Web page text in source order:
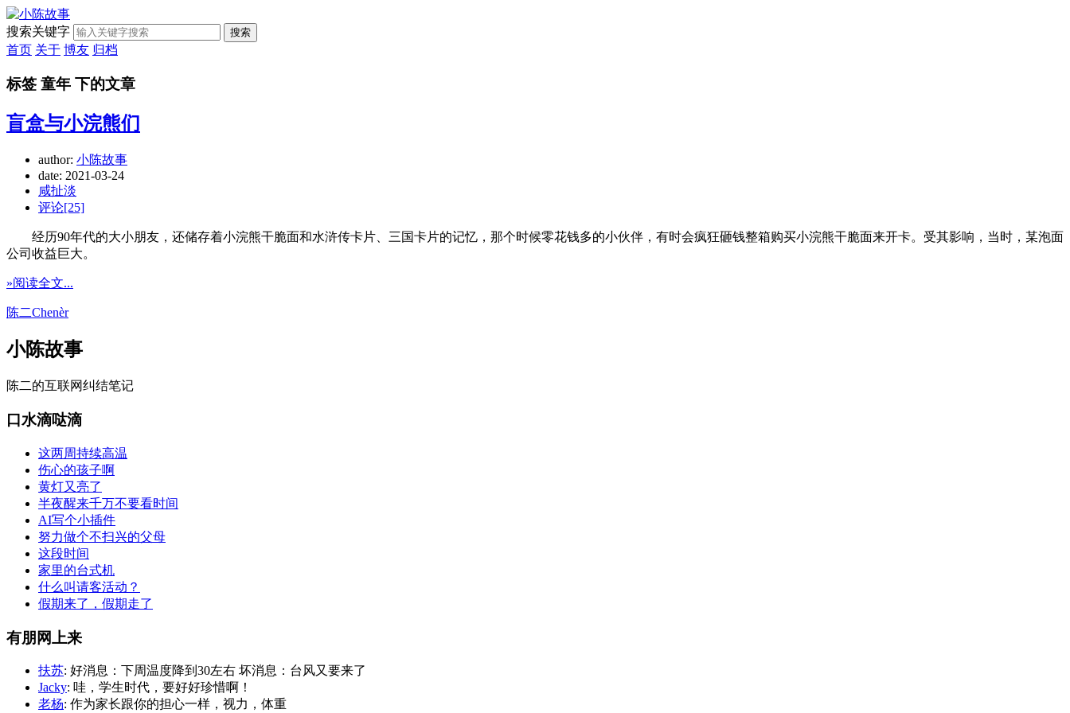
搜索关键字 搜索
首页 关于 博友 归档
标签 童年 下的文章
盲盒与小浣熊们
author: 小陈故事
date: 2021-03-24
咸扯淡
评论[25]
经历90年代的大小朋友，还储存着小浣熊干脆面和水浒传卡片、三国卡片的记忆，那个时候零花钱多的小伙伴，有时会疯狂砸钱整箱购买小浣熊干脆面来开卡。受其影响，当时，某泡面
公司收益巨大。
»阅读全文...
陈二Chenèr
小陈故事
陈二的互联网纠结笔记
口水滴哒滴
这两周持续高温
伤心的孩子啊
黄灯又亮了
半夜醒来千万不要看时间
AI写个小插件
努力做个不扫兴的父母
这段时间
家里的台式机
什么叫请客活动？
假期来了，假期走了
有朋网上来
扶苏: 好消息：下周温度降到30左右 坏消息：台风又要来了
Jacky: 哇，学生时代，要好好珍惜啊！
老杨: 作为家长跟你的担心一样，视力，体重